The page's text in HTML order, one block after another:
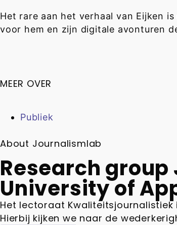
Het rare aan het verhaal van Eijken
voor hem en zijn digitale avonturen
MEER OVER
Publiek
About Journalismlab
Research
University of
Het lectoraat
Hierbij kijken we naar de